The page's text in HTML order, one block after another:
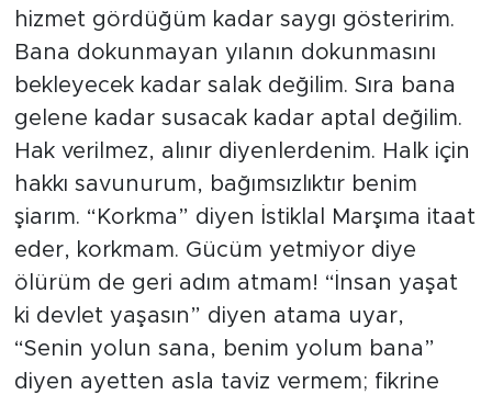
hizmet gördüğüm kadar saygı gösteririm.
Bana dokunmayan yılanın dokunmasını
bekleyecek kadar salak değilim. Sıra bana
gelene kadar susacak kadar aptal değilim.
Hak verilmez, alınır diyenlerdenim. Halk için
hakkı savunurum, bağımsızlıktır benim
şiarım. “Korkma” diyen İstiklal Marşıma itaat
eder, korkmam. Gücüm yetmiyor diye
ölürüm de geri adım atmam! “İnsan yaşat
ki devlet yaşasın” diyen atama uyar,
“Senin yolun sana, benim yolum bana”
diyen ayetten asla taviz vermem; fikrine